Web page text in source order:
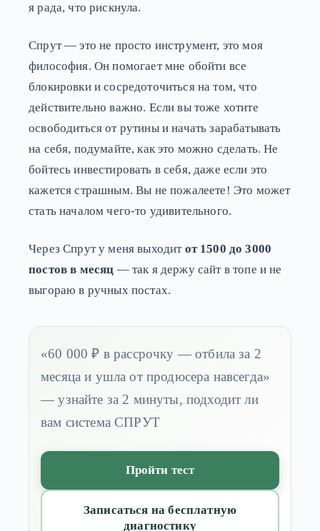
я рада, что рискнула.
Спрут — это не просто инструмент, это моя
философия. Он помогает мне обойти все
блокировки и сосредоточиться на том, что
действительно важно. Если вы тоже хотите
освободиться от рутины и начать зарабатывать
на себя, подумайте, как это можно сделать. Не
бойтесь инвестировать в себя, даже если это
кажется страшным. Вы не пожалеете! Это может
стать началом чего-то удивительного.
Через Спрут у меня выходит от 1500 до 3000
постов в месяц — так я держу сайт в топе и не
выгораю в ручных постах.
«60 000 ₽ в рассрочку — отбила за 2
месяца и ушла от продюсера навсегда»
— узнайте за 2 минуты, подходит ли
вам система СПРУТ
Пройти тест
Записаться на бесплатную
диагностику